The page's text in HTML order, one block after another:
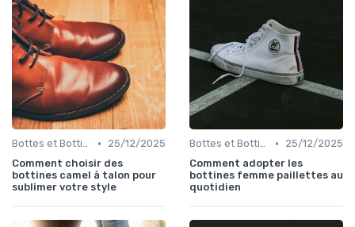
Bottes et Bottines •
25/12/2025
Comment choisir des
bottines camel à talon pour
sublimer votre style
Bottes et Bottines •
25/12/2025
Comment adopter les
bottines femme paillettes au
quotidien